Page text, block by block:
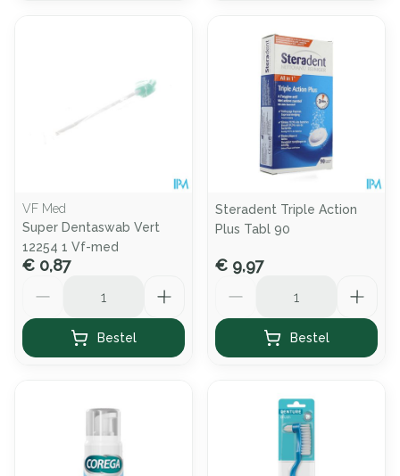
VF Med
Super Dentaswab Vert
12254 1 Vf-med
€ 0,87
Bestel
Steradent Triple Action
Plus Tabl 90
€ 9,97
Bestel